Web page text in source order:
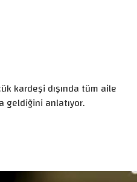
kardeşi dışında tüm aile
geldiğini anlatıyor.